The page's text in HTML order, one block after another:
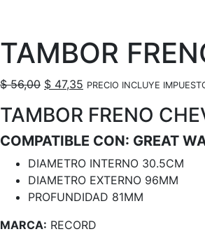
TAMBOR
$56,00 El
original
era:
$ 47,35 El
actual
es:
$ 47,35.
PRECIO INCLUYE
TAMBOR FRENO
COMPATIBLE CON: GREAT
DIAMETRO INTERNO 30.5CM
DIAMETRO EXTERNO 96MM
PROFUNDIDAD 81MM
MARCA: RECORD